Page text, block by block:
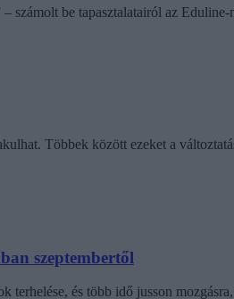
be tapasztalatairól az Eduline-
Többek között ezeket a
szeptembertől
terhelése, és több idő jusson